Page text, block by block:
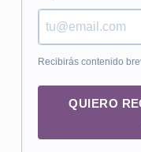
Recibirás contenido
QUIERO